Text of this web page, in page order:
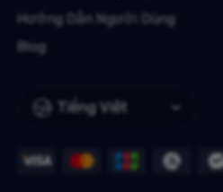
Tiếng Việt
Hướng Dẫn Người Dùng
Blog